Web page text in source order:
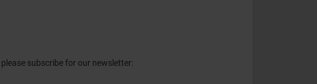
please subscribe for our newsletter: